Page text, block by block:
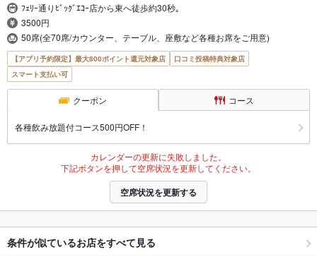
ﾌｪﾘｰ通りﾋﾞｯｸﾞｴｺｰ店から東へ徒歩約30秒｡
3500円
50席(全70席/カウンター、テーブル、座敷など各種お席をご用意)
【アプリ予約限定】最大800ポイント還元対象店
口コミ投稿特典対象店
スマート支払い可
クーポン コース
各種飲み放題付コース500円OFF！
カレンダーの更新に失敗しました。
下記ボタンを押して空席状況を更新してください。
空席状況を更新する
条件が似ているお店をすべて見る